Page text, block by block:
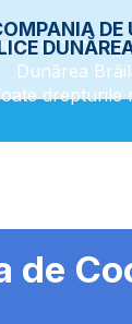
S.C.
Dunărea
drepturile
de